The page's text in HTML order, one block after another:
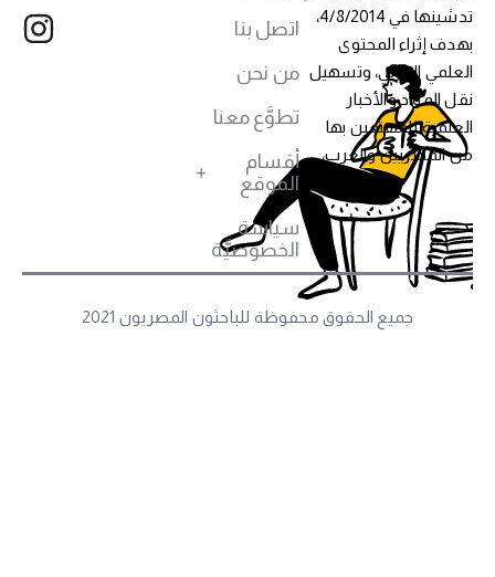
تدشينها في 4/8/2014،
إثراء المحتوى
العربي، وتسهيل
المواد والأخبار
للمهتمين بها
المصريين والعرب،
اتصل بنا
من نحن
تطوَّع معنا
أقسام
الموقع
سياسة
الخصوصيَّة
جميع الحقوق محفوظة للباحثون المصريون 2021